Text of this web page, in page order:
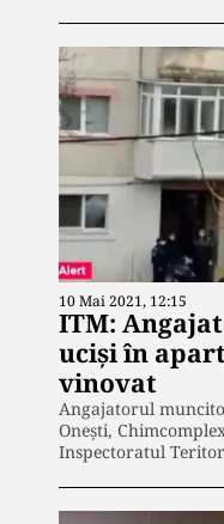
10 Mai 2021, 12:15
ITM:
uciși în
vinovat
Angajatorul
Onești,
Inspectoratul